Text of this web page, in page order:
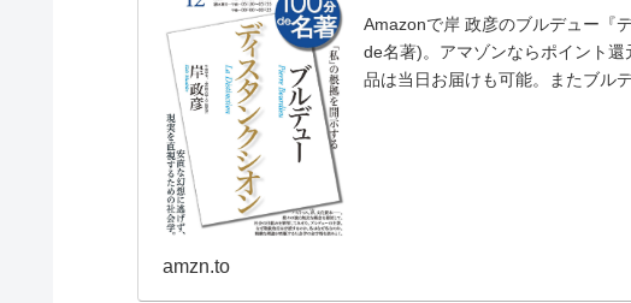
Amazonで岸 政彦のブルデュー『
de名著)。アマゾンならポイント
品は当日お届けも可能。またブル
amzn.to